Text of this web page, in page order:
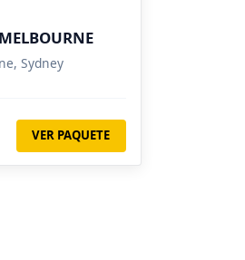
Sydney
VER PAQUETE